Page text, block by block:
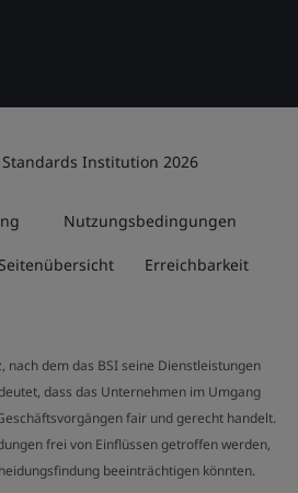
Institution 2026
Nutzungsbedingungen
Seitenübersicht Erreichbarkeit
nach dem das BSI seine Dienstleistungen
dass das Unternehmen im Umgang
fair und gerecht handelt.
frei von Einflüssen getroffen werden,
beeinträchtigen könnten.